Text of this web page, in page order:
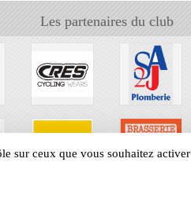
Les partenaires du club
sur ceux que vous souhaitez activer